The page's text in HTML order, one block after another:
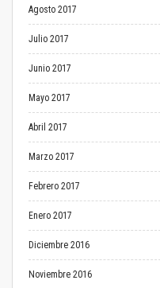
Agosto 2017
Julio 2017
Junio 2017
Mayo 2017
Abril 2017
Marzo 2017
Febrero 2017
Enero 2017
Diciembre 2016
Noviembre 2016